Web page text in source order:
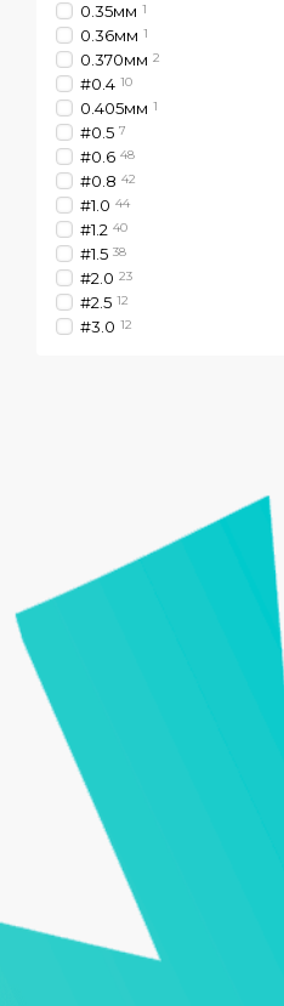
0.35мм 1
0.36мм 1
0.370мм 2
#0.4 10
0.405мм 1
#0.5 7
#0.6 48
#0.8 42
#1.0 44
#1.2 40
#1.5 38
#2.0 23
#2.5 12
#3.0 12